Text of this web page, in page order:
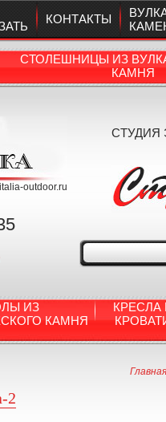
КОНТАКТЫ
СТОЛЕШНИЦЫ ИЗ
КАМНЯ
italia-outdoor.ru
СТУДИЯ
ИЗ
КАМНЯ
КРЕСЛА
Главная
2